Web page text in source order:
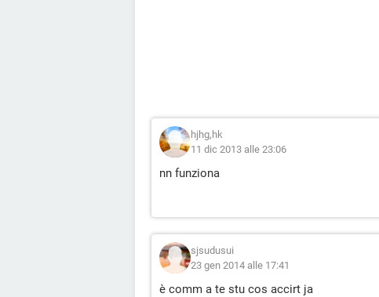
hjhg,hk
11 dic 2013 alle 23:06
nn funziona
sjsudusui
23 gen 2014 alle 17:41
è comm a te stu cos accirt ja